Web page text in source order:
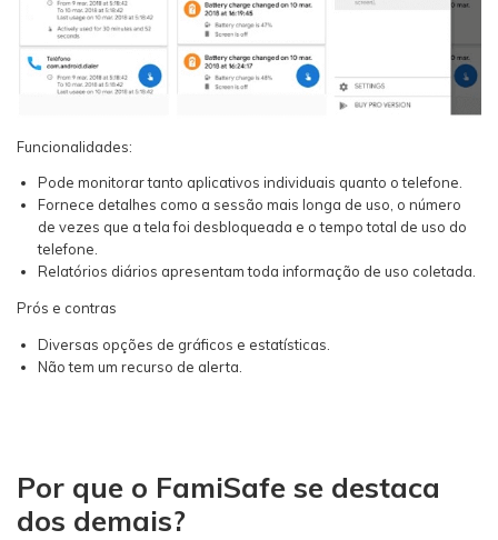
Funcionalidades:
Pode monitorar tanto aplicativos individuais quanto o telefone.
Fornece detalhes como a sessão mais longa de uso, o número
de vezes que a tela foi desbloqueada e o tempo total de uso do
telefone.
Relatórios diários apresentam toda informação de uso coletada.
Prós e contras
Diversas opções de gráficos e estatísticas.
Não tem um recurso de alerta.
Por que o FamiSafe se destaca
dos demais?